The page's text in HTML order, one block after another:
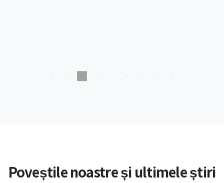
Poveștile noastre și ultimele știri